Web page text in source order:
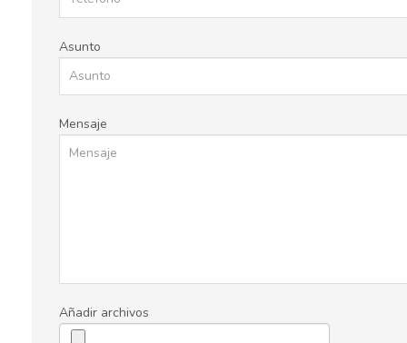
Asunto
Mensaje
Añadir archivos